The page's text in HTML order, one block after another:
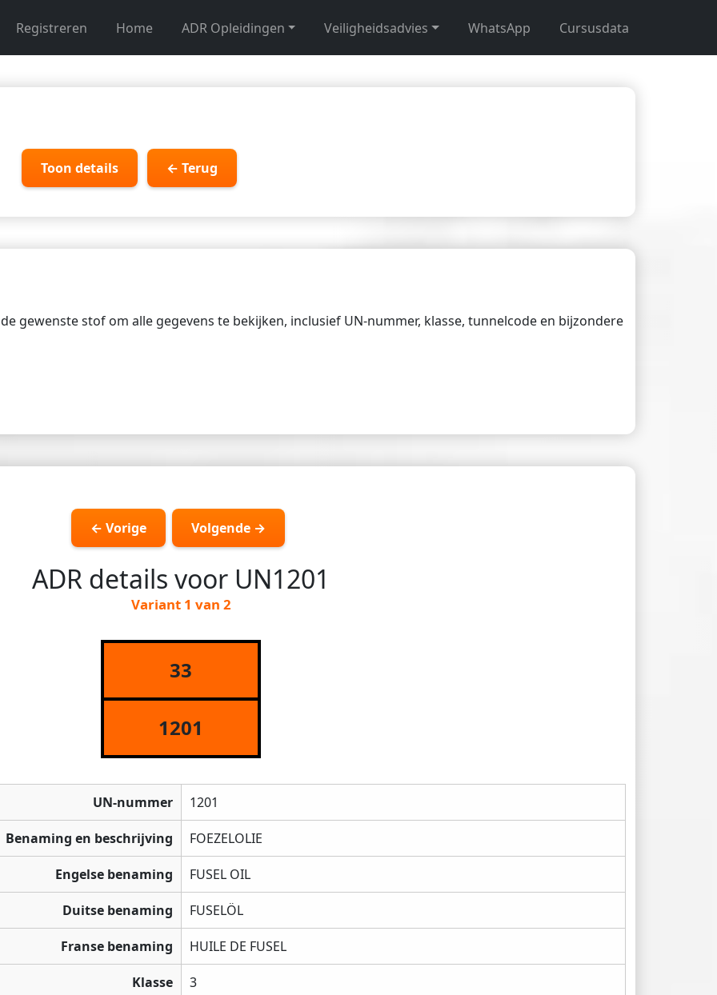
Registreren Home ADR Opleidingen Veiligheidsadvies WhatsApp Cursusdata
Toon details ← Terug
gewenste stof om alle gegevens te bekijken, inclusief UN-nummer, klasse, tunnelcode en bijzondere
← Vorige Volgende →
ADR details voor UN1201
Variant 1 van 2
33
1201
UN-nummer 1201
Benaming en beschrijving FOEZELOLIE
Engelse benaming FUSEL OIL
Duitse benaming FUSELÖL
Franse benaming HUILE DE FUSEL
Klasse 3